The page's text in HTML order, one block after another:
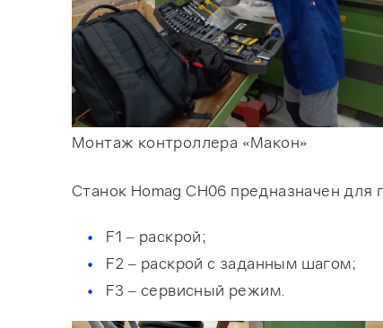
Монтаж контроллера «Макон»
Станок Homag CH06 предназначен
F1 – раскрой;
F2 – раскрой с заданным шагом;
F3 – сервисный режим.